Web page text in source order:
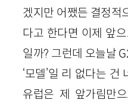
겠지만 어쨌든 결정적
다고 한다면 이제 앞
일까? 그런데 오늘날
‘모델’일 리 없다는
유럽은 제 앞가림만